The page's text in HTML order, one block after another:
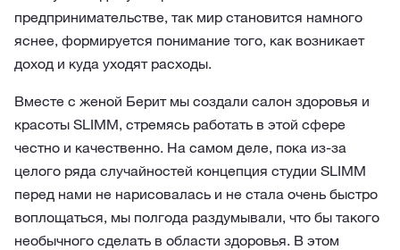
предпринимательстве, так мир становится намного
яснее, формируется понимание того, как возникает
доход и куда уходят расходы.
Вместе с женой Берит мы создали салон здоровья и
красоты SLIMM, стремясь работать в этой сфере
честно и качественно. На самом деле, пока из-за
целого ряда случайностей концепция студии SLIMM
перед нами не нарисовалась и не стала очень быстро
воплощаться, мы полгода раздумывали, что бы такого
необычного сделать в области здоровья. В этом